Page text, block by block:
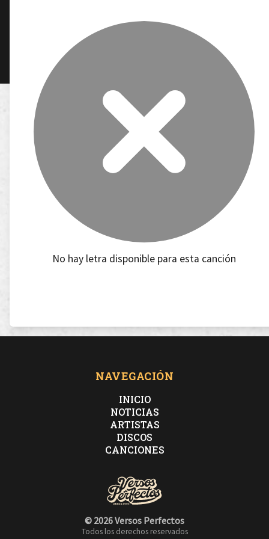
No hay letra disponible para esta canción
NAVEGACIÓN
INICIO
NOTICIAS
ARTISTAS
DISCOS
CANCIONES
© 2026 Versos Perfectos
Todos los derechos reservados